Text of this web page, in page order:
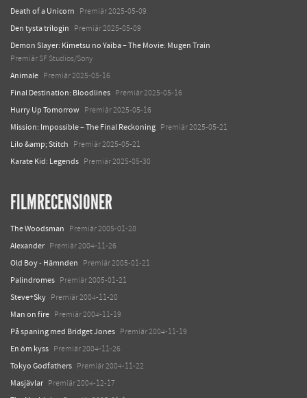
Death of a Unicorn Premiär 2025-05-09
Den tysta trilogin Premiär 2025-05-09
Demon Slayer: Kimetsu no Yaiba – The Movie: Mugen Train
Premiär SF Studios/Sony
Animale Premiär 2025-05-16
Final Destination: Bloodlines Premiär 2025-05-16
Hurry Up Tomorrow Premiär 2025-05-16
Mission: Impossible – The Final Reckoning Premiär 2025-05-21
Lilo &amp; Stitch Premiär 2025-05-21
Karate Kid: Legends Premiär 2025-05-30
FILMRECENSIONER
The Woodsman Premiär 2005-01-28
Alexander Premiär 2004-11-26
Old Boy - Hämnden Premiär 2005-01-21
Palindromes Premiär 2005-01-21
Steve+Sky Premiär 2004-11-20
Man on fire Premiär 2004-11-19
På spaning med Bridget Jones Premiär 2004-11-19
En öm kyss Premiär 2004-11-26
Tokyo Godfathers Premiär 2004-11-22
Masjävlar Premiär 2004-12-17